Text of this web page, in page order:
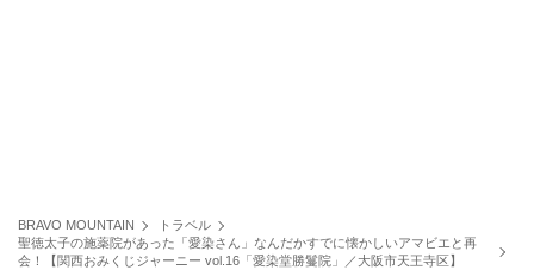
BRAVO MOUNTAIN
トラベル
聖徳太子の施薬院があった「愛染さん」なんだかすでに懐かしいアマビエと再
会！【関西おみくじジャーニー vol.16「愛染堂勝鬘院」／大阪市天王寺区】